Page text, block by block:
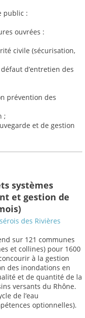
public :
ouvrées :
civile (sécurisation,
d’entretien des
prévention des
;
et de gestion
systèmes
et gestion de
des Rivières
sur 121 communes
et collines) pour 1600
à la gestion
des inondations en
et de quantité de la
versants du Rhône.
de l’eau
optionnelles).